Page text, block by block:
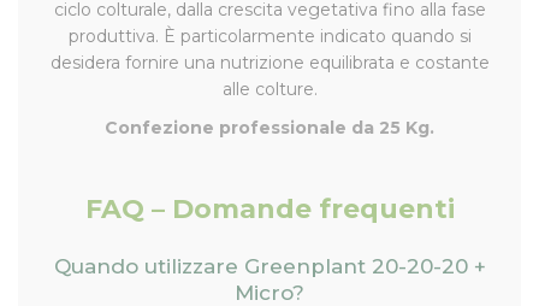
ciclo colturale, dalla crescita vegetativa fino alla fase
produttiva. È particolarmente indicato quando si
desidera fornire una nutrizione equilibrata e costante
alle colture.
Confezione professionale da 25 Kg.
FAQ – Domande frequenti
Quando utilizzare Greenplant 20-20-20 +
Micro?